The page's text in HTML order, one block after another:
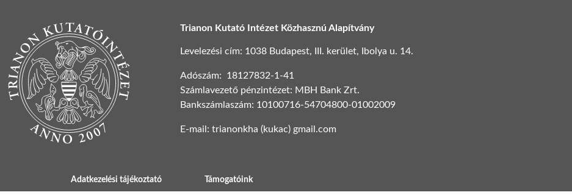
Trianon Kutató Intézet Közhasznú Alapítvány
Levelezési cím: 1038 Budapest, III. kerület, Ibolya u. 14.
Adószám: 18127832-1-41
Számlavezető pénzintézet: MBH Bank Zrt.
Bankszámlaszám: 10100716-54704800-01002009
E-mail: trianonkha (kukac) gmail.com
Adatkezelési tájékoztató Támogatóink